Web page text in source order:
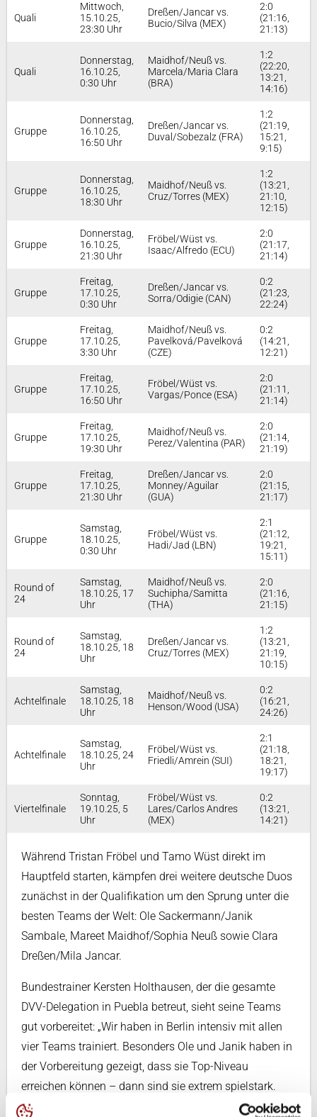
Quali
Mittwoch,
15.10.25,
23:30 Uhr
Dreßen/Jancar vs.
Bucio/Silva (MEX)
2:0
(21:16,
21:13)
Quali
Donnerstag,
16.10.25,
0:30 Uhr
Maidhof/Neuß vs.
Marcela/Maria Clara
(BRA)
1:2
(22:20,
13:21,
14:16)
Gruppe
Donnerstag,
16.10.25,
16:50 Uhr
Dreßen/Jancar vs.
Duval/Sobezalz (FRA)
1:2
(21:19,
15:21,
9:15)
Gruppe
Donnerstag,
16.10.25,
18:30 Uhr
Maidhof/Neuß vs.
Cruz/Torres (MEX)
1:2
(13:21,
21:10,
12:15)
Gruppe
Donnerstag,
16.10.25,
21:30 Uhr
Fröbel/Wüst vs.
Isaac/Alfredo (ECU)
2:0
(21:17,
21:14)
Gruppe
Freitag,
17.10.25,
0:30 Uhr
Dreßen/Jancar vs.
Sorra/Odigie (CAN)
0:2
(21:23,
22:24)
Gruppe
Freitag,
17.10.25,
3:30 Uhr
Maidhof/Neuß vs.
Pavelková/Pavelková
(CZE)
0:2
(14:21,
12:21)
Gruppe
Freitag,
17.10.25,
16:50 Uhr
Fröbel/Wüst vs.
Vargas/Ponce (ESA)
2:0
(21:11,
21:14)
Gruppe
Freitag,
17.10.25,
19:30 Uhr
Maidhof/Neuß vs.
Perez/Valentina (PAR)
2:0
(21:14,
21:19)
Gruppe
Freitag,
17.10.25,
21:30 Uhr
Dreßen/Jancar vs.
Monney/Aguilar
(GUA)
2:0
(21:15,
21:17)
Gruppe
Samstag,
18.10.25,
0:30 Uhr
Fröbel/Wüst vs.
Hadi/Jad (LBN)
2:1
(21:12,
19:21,
15:11)
Round of
24
Samstag,
18.10.25, 17
Uhr
Maidhof/Neuß vs.
Suchipha/Samitta
(THA)
2:0
(21:16,
21:15)
Round of
24
Samstag,
18.10.25, 18
Uhr
Dreßen/Jancar vs.
Cruz/Torres (MEX)
1:2
(13:21,
21:19,
10:15)
Achtelfinale
Samstag,
18.10.25, 18
Uhr
Maidhof/Neuß vs.
Henson/Wood (USA)
0:2
(16:21,
24:26)
Achtelfinale
Samstag,
18.10.25, 24
Uhr
Fröbel/Wüst vs.
Friedli/Amrein (SUI)
2:1
(21:18,
18:21,
19:17)
Viertelfinale
Sonntag,
19.10.25, 5
Uhr
Fröbel/Wüst vs.
Lares/Carlos Andres
(MEX)
0:2
(13:21,
14:21)
Während Tristan Fröbel und Tamo Wüst direkt im
Hauptfeld starten, kämpfen drei weitere deutsche Duos
zunächst in der Qualifikation um den Sprung unter die
besten Teams der Welt: Ole Sackermann/Janik
Sambale, Mareet Maidhof/Sophia Neuß sowie Clara
Dreßen/Mila Jancar.
Bundestrainer Kersten Holthausen, der die gesamte
DVV-Delegation in Puebla betreut, sieht seine Teams
gut vorbereitet: „Wir haben in Berlin intensiv mit allen
vier Teams trainiert. Besonders Ole und Janik haben in
der Vorbereitung gezeigt, dass sie Top-Niveau
erreichen können – dann sind sie extrem spielstark.
Wenn das gelingt, traue ich ihnen den Einzug ins